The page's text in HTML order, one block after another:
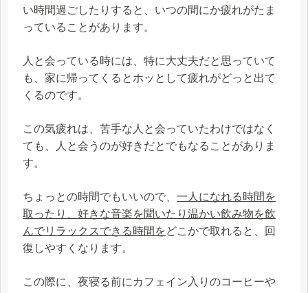
い時間過ごしたりすると、いつの間にか疲れがたま
っていることがあります。
人と会っている時には、特に大丈夫だと思っていて
も、家に帰ってくるとホッとして疲れがどっと出て
くるのです。
この気疲れは、苦手な人と会っていたわけではなく
ても、人と会うのが好きだとでもなることがありま
す。
ちょっとの時間でもいいので、 一人になれる時間を
取ったり、好きな音楽を聞いたり温かい飲み物を飲
んでリラックスできる時間をどこかで取れると、回
復しやすくなります。
この際に、夜寝る前にカフェイン入りのコーヒーや